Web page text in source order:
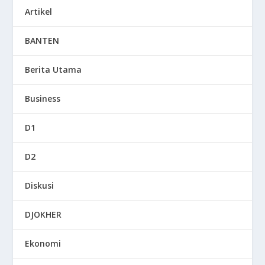
Artikel
BANTEN
Berita Utama
Business
D1
D2
Diskusi
DJOKHER
Ekonomi